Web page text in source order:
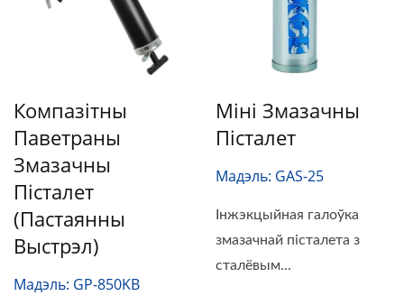
Компазітны
Паветраны
Змазачны
Пісталет
(пастаянны
Выстрэл)
Мадэль: GP-850KB
Міні Змазачны
Пісталет
Мадэль: GAS-25
Інжэкцыйная галоўка
змазачнай пісталета з
сталёвым...